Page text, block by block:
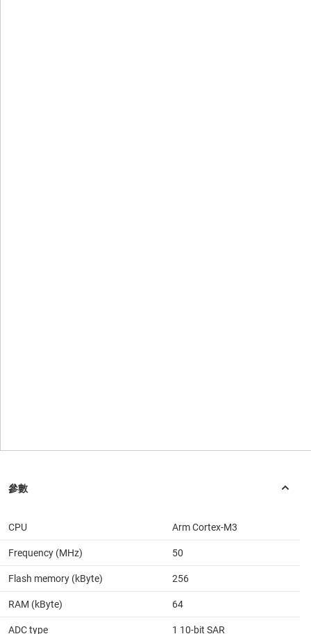
CPU Arm Cortex-M3
Frequency (MHz) 50
Flash memory (kByte) 256
RAM (kByte) 64
ADC type 1 10-bit SAR